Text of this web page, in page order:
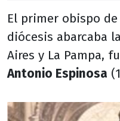
El primer obispo
diócesis abarcaba
Aires y La Pampa,
Antonio Espinosa